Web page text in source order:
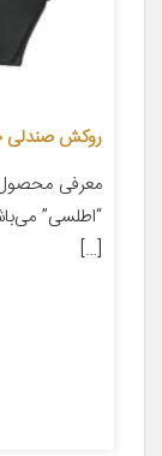
روکش صندلی خودرو مدل
معرفی
“اطلسی”
[…]